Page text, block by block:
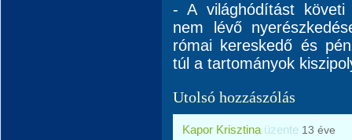
- A világhódítást
nem lévő
római kereskedő és
túl a tartományok
Utolsó hozzászólás
Kapor Krisztina üzente 13 éve